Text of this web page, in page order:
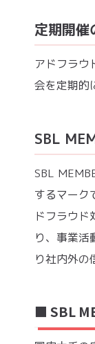
定期開催
アドフラウ
会を定期的
SBL
SBL
するマーク
ドフラウド
り、事業活
り社内外の
■ SBL